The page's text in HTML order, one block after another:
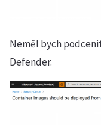
Neměl bych
Defender.